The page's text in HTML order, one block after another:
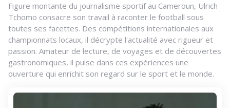
Figure montante du journalisme sportif au Cameroun, Ulrich
Tchomo consacre son travail à raconter le football sous
toutes ses facettes. Des compétitions internationales aux
championnats locaux, il décrypte l'actualité avec rigueur et
passion. Amateur de lecture, de voyages et de découvertes
gastronomiques, il puise dans ces expériences une
ouverture qui enrichit son regard sur le sport et le monde.